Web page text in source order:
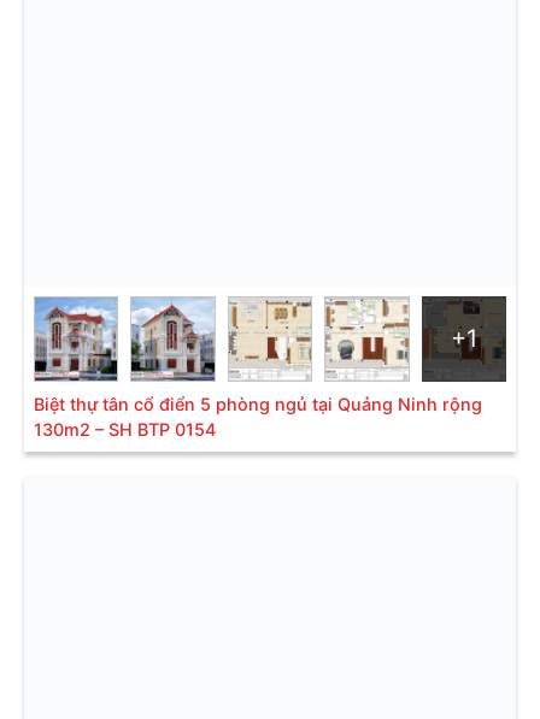
Biệt thự 3 tầng mái Thái hiện đại có hình thức thiết kế rất đa
dạng
+1
Biệt thự tân cổ điển 5 phòng ngủ tại Quảng Ninh rộng
130m2 – SH BTP 0154